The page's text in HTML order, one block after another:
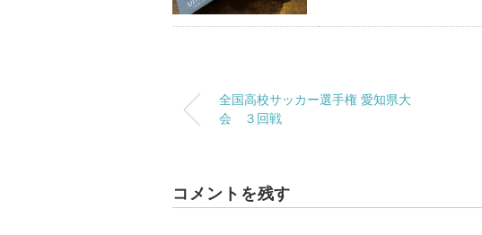
全国高校サッカー選手権 愛知県大
会 ３回戦
コメントを残す